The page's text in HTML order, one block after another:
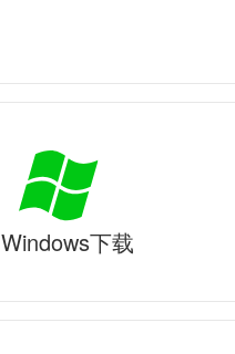
Windows下载